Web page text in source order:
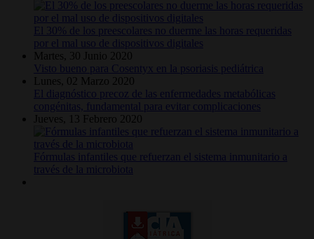
El 30% de los preescolares no duerme las horas requeridas
por el mal uso de dispositivos digitales
Martes, 30 Junio 2020
Visto bueno para Cosentyx en la psoriasis pediátrica
Lunes, 02 Marzo 2020
El diagnóstico precoz de las enfermedades metabólicas
congénitas, fundamental para evitar complicaciones
Jueves, 13 Febrero 2020
Fórmulas infantiles que refuerzan el sistema inmunitario a
través de la microbiota